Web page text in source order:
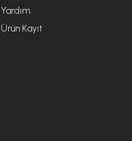
Yardım
Ürün Kayıt